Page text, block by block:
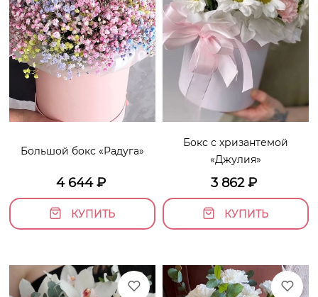
Большой бокс «Радуга»
4 644₽
КУПИТЬ
Бокс с хризантемой
«Джулия»
3 862₽
КУПИТЬ